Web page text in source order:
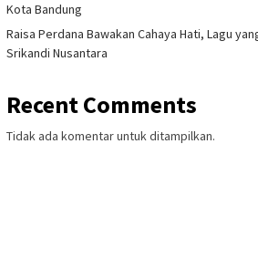
Kota Bandung
Raisa Perdana Bawakan Cahaya Hati, Lagu
Srikandi Nusantara
Recent Comments
Tidak ada komentar untuk ditampilkan.